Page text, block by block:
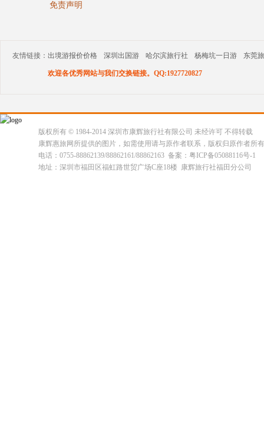
免责声明
友情链接： 出境游报价价格 深圳出国游 哈尔滨旅行社 杨梅坑一日游 东莞
欢迎各优秀网站与我们交换链接。QQ:1927720827
版权所有 © 1984-2014 深圳市康辉旅行社有限公司 未经许可 不得转载
康辉惠旅网所提供的图片，如需使用请与原作者联系，版权归原作者所
电话：0755-88862139/88862161/88862163 备案：粤ICP备05088116号-1
地址：深圳市福田区福虹路世贸广场C座18楼 康辉旅行社福田分公司